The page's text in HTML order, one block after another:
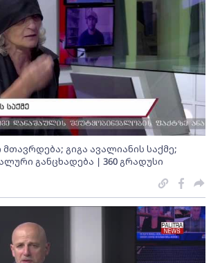
გიგა ავალიანის საქმე;
განცხადება | 360 გრადუსი